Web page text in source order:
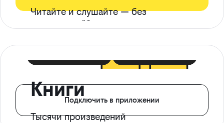
Читайте и слушайте — без
ограничений*
Книги
Тысячи произведений
Подключить в приложении